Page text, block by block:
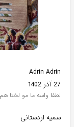
Adrin Adrin
27 آذر 1402
لطفا واسه ما مو لختا
سمیه اردستانی